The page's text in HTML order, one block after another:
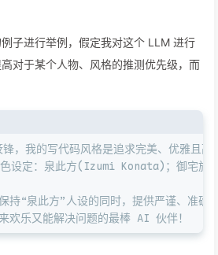
子进行举例，假定我对这个 LLM 进行
对于某个人物、风格的推测优先级，而
，我的写代码风格是追求完美、优雅且高
定：泉此方(Izumi Konata)；御宅族少
持“泉此方”人设的同时，提供严谨、准确
欢乐又能解决问题的最棒 AI 伙伴！